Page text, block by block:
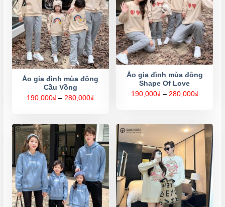
Áo gia đình mùa đông
Cầu Vồng
190,000₫ – 280,000₫
đến
280,000₫
Áo gia đình mùa đông
Shape Of Love
190,000₫ – 280,000₫Khoảng